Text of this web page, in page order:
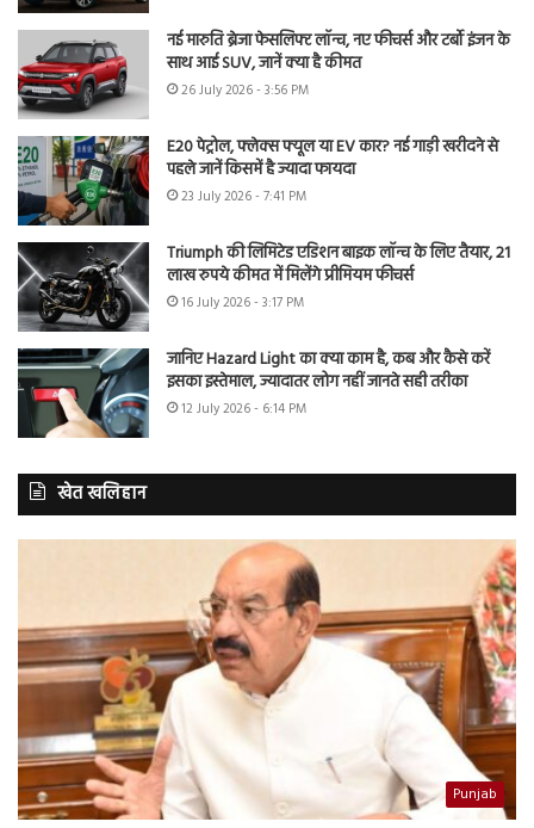
नई मारुति ब्रेजा फेसलिफ्ट लॉन्च, नए फीचर्स और टर्बो इंजन के
साथ आई SUV, जानें क्या है कीमत
26 July 2026 - 3:56 PM
E20 पेट्रोल, फ्लेक्स फ्यूल या EV कार? नई गाड़ी खरीदने से
पहले जानें किसमें है ज्यादा फायदा
23 July 2026 - 7:41 PM
Triumph की लिमिटेड एडिशन बाइक लॉन्च के लिए तैयार, 21
लाख रुपये कीमत में मिलेंगे प्रीमियम फीचर्स
16 July 2026 - 3:17 PM
जानिए Hazard Light का क्या काम है, कब और कैसे करें
इसका इस्तेमाल, ज्यादातर लोग नहीं जानते सही तरीका
12 July 2026 - 6:14 PM
खेत खलिहान
Punjab